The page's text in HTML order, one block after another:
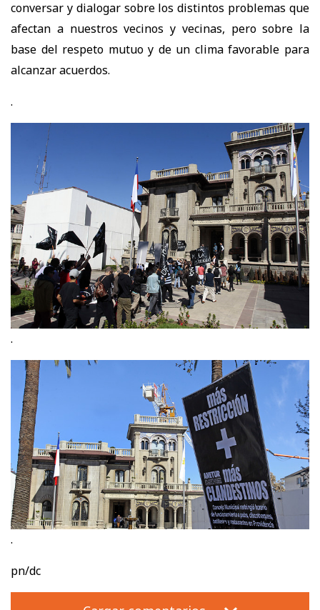
conversar y dialogar sobre los distintos problemas que
afectan a nuestros vecinos y vecinas, pero sobre la
base del respeto mutuo y de un clima favorable para
alcanzar acuerdos.
.
.
.
pn/dc